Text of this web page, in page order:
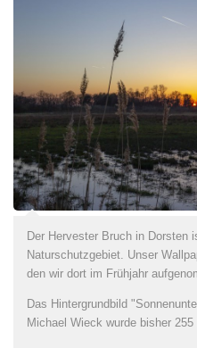
Der Hervester Bruch in Dorsten
Naturschutzgebiet. Unser
den wir dort im Frühjahr
Das Hintergrundbild
Michael Wieck wurde bisher